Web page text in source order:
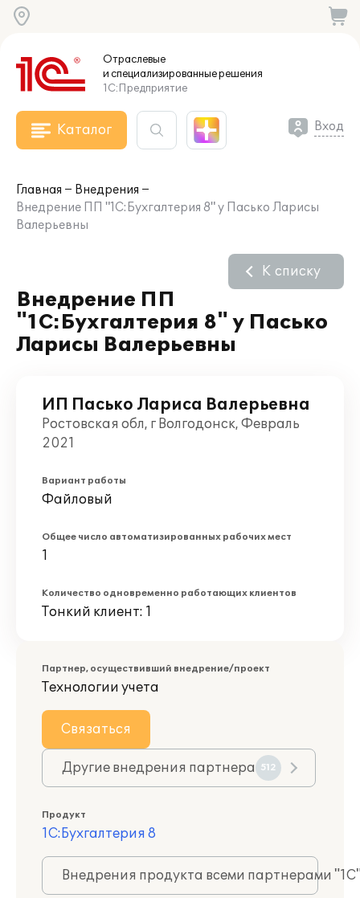
Отраслевые
и специализированныерешения
1С:Предприятие
Каталог Вход
Главная
Внедрения
Внедрение ПП "1С:Бухгалтерия 8" у Пасько Ларисы
Валерьевны
Внедрение ПП
"1С:Бухгалтерия 8" у Пасько
Ларисы Валерьевны
К списку
ИП Пасько Лариса Валерьевна
Ростовская обл, г Волгодонск, Февраль
2021
Вариант работы
Файловый
Общее число автоматизированных рабочих мест
1
Количество одновременно работающих клиентов
Тонкий клиент: 1
Партнер, осуществивший внедрение/проект
Технологии учета
Связаться
Другие внедрения партнера 512
Продукт
1С:Бухгалтерия 8
Внедрения продукта всеми партнерами